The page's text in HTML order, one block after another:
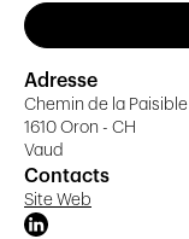
Nos services
Notre
De gauche à
Stucki, Nadia
Sébastien Savoy,
Adresse
Chemin de la Paisible
1610 Oron - CH
Vaud
Contacts
Site Web